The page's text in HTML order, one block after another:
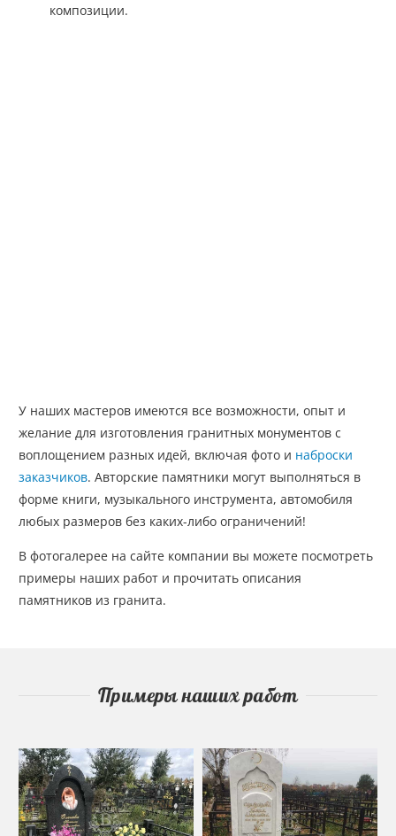
композиции.
У наших мастеров имеются все возможности, опыт и
желание для изготовления гранитных монументов с
воплощением разных идей, включая фото и наброски
заказчиков. Авторские памятники могут выполняться в
форме книги, музыкального инструмента, автомобиля
любых размеров без каких-либо ограничений!
В фотогалерее на сайте компании вы можете посмотреть
примеры наших работ и прочитать описания
памятников из гранита.
Примеры наших работ